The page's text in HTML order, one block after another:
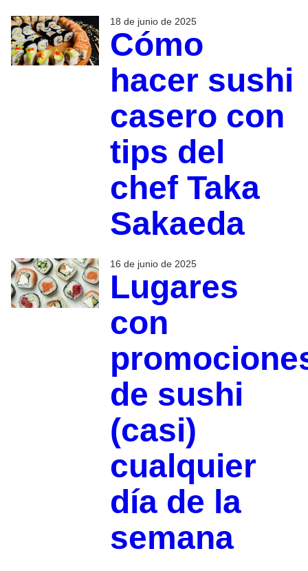
18 de junio de 2025
Cómo
hacer sushi
casero con
tips del
chef Taka
Sakaeda
16 de junio de 2025
Lugares
con
de sushi
(casi)
cualquier
día de la
semana